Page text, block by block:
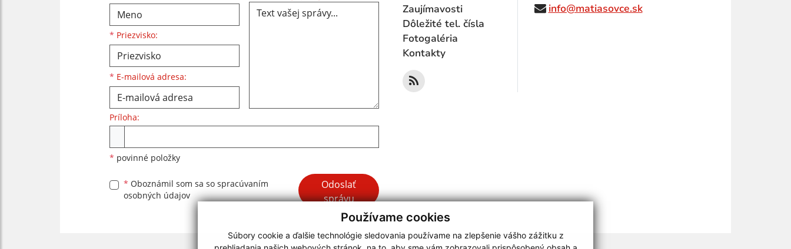
Používame cookies
Súbory cookie a ďalšie technológie sledovania používame na zlepšenie vášho zážitku z
* Priezvisko:
* E-mailová adresa:
Príloha:
* povinné položky
* Oboznámil som sa so spracúvaním
osobných údajov
Google reCaptcha Response
Odoslať
správu
Zaujímavosti
Dôležité tel. čísla
Fotogaléria
Kontakty
info@matiasovce.sk